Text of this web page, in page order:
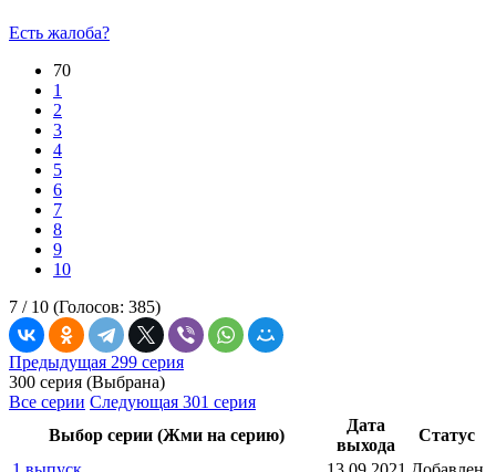
Есть жалоба?
70
1
2
3
4
5
6
7
8
9
10
7 / 10 (Голосов: 385)
Предыдущая 299 серия
300 серия (Выбрана)
Все серии Следующая 301 серия
Выбор серии (Жми на серию)
Дата
выхода
Статус